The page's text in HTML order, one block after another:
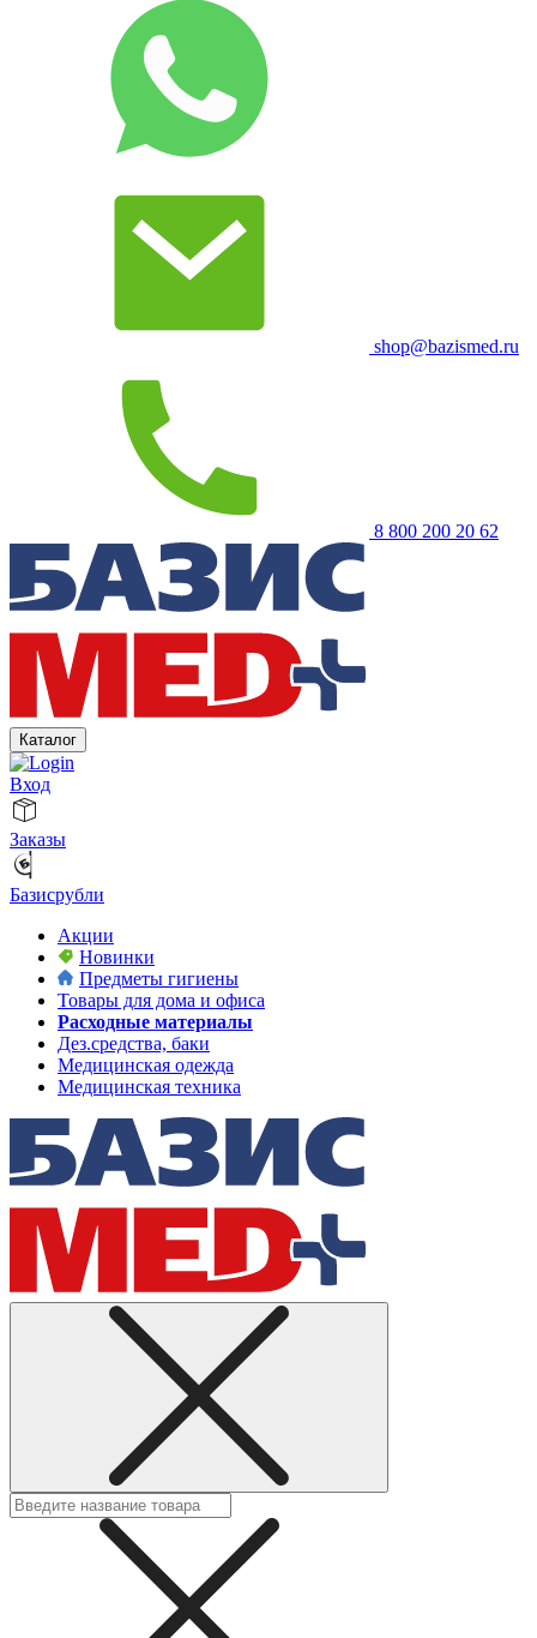
shop@bazismed.ru
8 800 200 20 62
Каталог
Вход
Заказы
Базисрубли
Акции
Новинки
Предметы гигиены
Товары для дома и офиса
Расходные материалы
Дез.средства, баки
Медицинская одежда
Медицинская техника